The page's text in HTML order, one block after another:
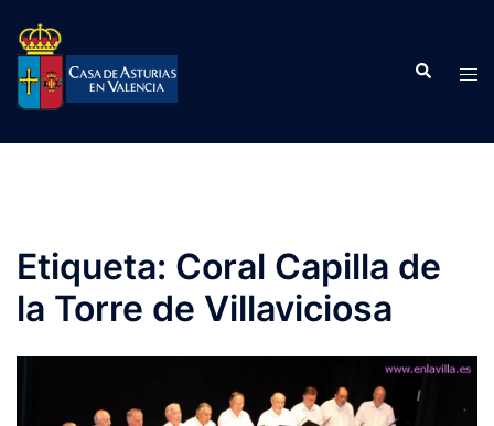
contenido
Buscar
Etiqueta: Coral Capilla de
la Torre de Villaviciosa